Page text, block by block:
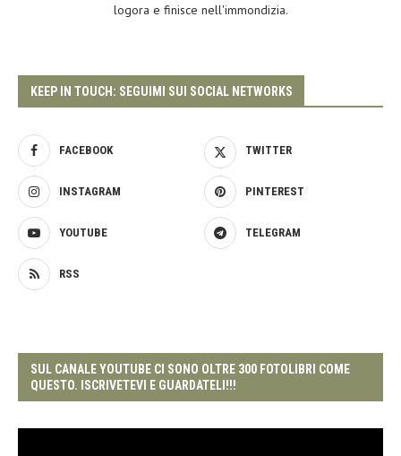
logora e finisce nell'immondizia.
KEEP IN TOUCH: SEGUIMI SUI SOCIAL NETWORKS
FACEBOOK TWITTER
INSTAGRAM PINTEREST
YOUTUBE TELEGRAM
RSS
SUL CANALE YOUTUBE CI SONO OLTRE 300 FOTOLIBRI COME
QUESTO. ISCRIVETEVI E GUARDATELI!!!